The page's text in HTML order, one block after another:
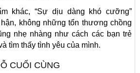
khác, “Sự dịu dàng khó cưỡng”
không những tổn thương chồng
nhẹ nhàng như cách các bạn trẻ
tìm thấy tình yêu của mình.
CUỐI CÙNG